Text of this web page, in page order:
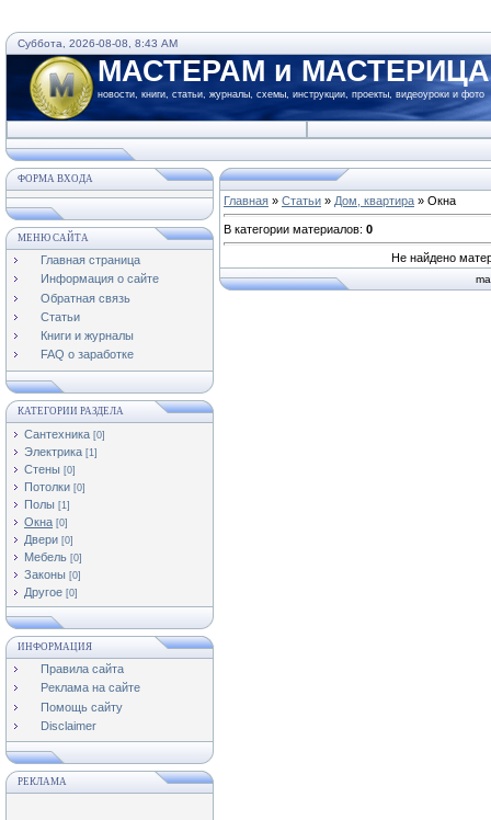
Суббота, 2026-08-08, 8:43 AM
МАСТЕРАМ и
новости, книги, статьи, журналы, схемы, инструкции, проекты, видеоуроки и фото
ФОРМА ВХОДА
МЕНЮ САЙТА
Главная страница
Информация о сайте
Обратная связь
Статьи
Книги и журналы
FAQ о заработке
КАТЕГОРИИ РАЗДЕЛА
Сантехника [0]
Электрика [1]
Стены [0]
Потолки [0]
Полы [1]
Окна [0]
Двери [0]
Мебель [0]
Законы [0]
Другое [0]
ИНФОРМАЦИЯ
Правила сайта
Реклама на сайте
Помощь сайту
Disclaimer
РЕКЛАМА
Главная » Статьи » Дом, квартира » Окна
В категории материалов: 0
Не найдено